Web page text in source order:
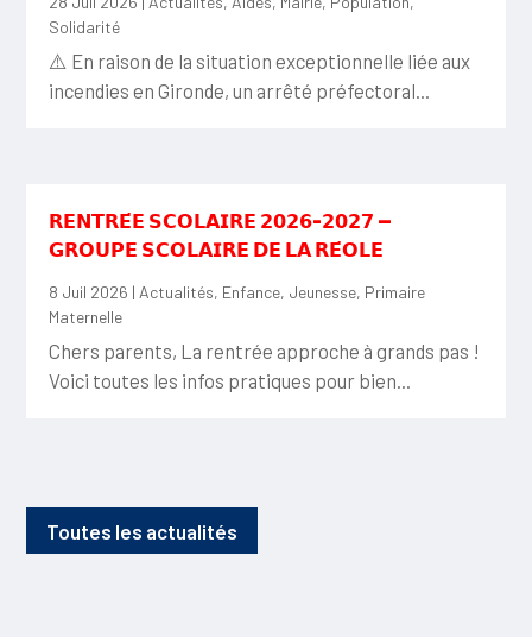
Solidarité
⚠️ En raison de la situation exceptionnelle liée aux
incendies en Gironde, un arrêté préfectoral...
𝗥𝗘𝗡𝗧𝗥𝗘́𝗘 𝗦𝗖𝗢𝗟𝗔𝗜𝗥𝗘 𝟮𝟬𝟮𝟲-𝟮𝟬𝟮𝟳 —
𝗚𝗥𝗢𝗨𝗣𝗘 𝗦𝗖𝗢𝗟𝗔𝗜𝗥𝗘 𝗗𝗘 𝗟𝗔 𝗥𝗘́𝗢𝗟𝗘
8 Juil 2026 |Actualités, Enfance, Jeunesse, Primaire
Maternelle
Chers parents, La rentrée approche à grands pas !
Voici toutes les infos pratiques pour bien...
Toutes les actualités